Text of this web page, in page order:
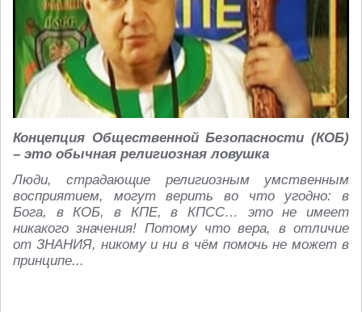
Концепция Общественной Безопасности (КОБ)
– это обычная религиозная ловушка
Люди, страдающие религиозным умственным
восприятием, могут верить во что угодно: в
Бога, в КОБ, в КПЕ, в КПСС… это не имеет
никакого значения! Потому что вера, в отличие
от ЗНАНИЯ, никому и ни в чём помочь не может в
принципе...